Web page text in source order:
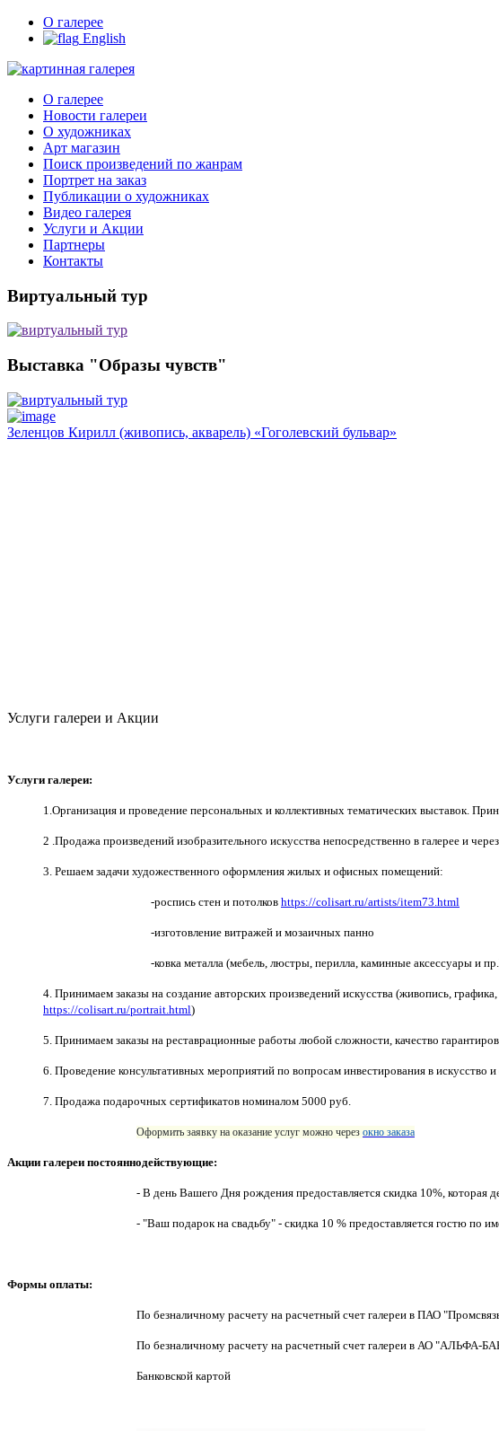
О галерее
English
О галерее
Новости галереи
О художниках
Арт магазин
Поиск произведений по жанрам
Портрет на заказ
Публикации о художниках
Видео галерея
Услуги и Акции
Партнеры
Контакты
Виртуальный тур
Выставка "Образы чувств"
Зеленцов Кирилл (живопись, акварель) «Гоголевский бульвар»
Услуги галереи и Акции
Услуги галереи:
1.Организация и проведение персональных и коллективных тематических выставок.
2 .Продажа произведений изобразительного искусства непосредственно в галерее и
3. Решаем задачи художественного оформления жилых и офисных помещений:
-роспись стен и потолков https://colisart.ru/artists/item73.html
-изготовление витражей и мозаичных панно
-ковка металла (мебель, люстры, перилла, каминные аксессуары и
4. Принимаем заказы на создание авторских произведений искусства (живопись,
https://colisart.ru/portrait.html)
5. Принимаем заказы на реставрационные работы любой сложности, качество
6. Проведение консультативных мероприятий по вопросам инвестирования в
7. Продажа подарочных сертификатов номиналом 5000 руб.
Оформить заявку на оказание услуг можно через окно заказа
Акции галереи постояннодействующие:
- В день Вашего Дня рождения предоставляется скидка 10%, которая
- "Ваш подарок на свадьбу" - скидка 10 % предоставляется гостю по
Формы оплаты:
По безналичному расчету на расчетный счет галереи в ПАО
По безналичному расчету на расчетный счет галереи в АО "АЛЬФА-
Банковской картой